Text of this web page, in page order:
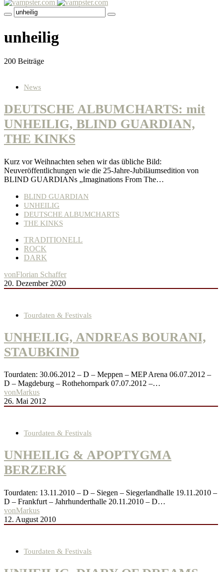
unheilig
200 Beiträge
News
DEUTSCHE ALBUMCHARTS: mit
UNHEILIG, BLIND GUARDIAN,
THE KINKS
Kurz vor Weihnachten sehen wir das übliche Bild:
Neuveröffentlichungen wie die 25-Jahre-Jubiläumsedition von
BLIND GUARDIANs „Imaginations From The…
BLIND GUARDIAN
UNHEILIG
DEUTSCHE ALBUMCHARTS
THE KINKS
TRADITIONELL
ROCK
DARK
vonFlorian Schaffer
20. Dezember 2020
Tourdaten & Festivals
UNHEILIG, ANDREAS BOURANI,
STAUBKIND
Tourdaten: 30.06.2012 – D – Meppen – MEP Arena 06.07.2012 –
D – Magdeburg – Rothehornpark 07.07.2012 –…
vonMarkus
26. Mai 2012
Tourdaten & Festivals
UNHEILIG & APOPTYGMA
BERZERK
Tourdaten: 13.11.2010 – D – Siegen – Siegerlandhalle 19.11.2010 –
D – Frankfurt – Jahrhunderthalle 20.11.2010 – D…
vonMarkus
12. August 2010
Tourdaten & Festivals